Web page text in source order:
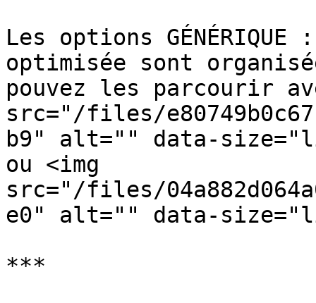
Les options
optimisée sont
pouvez les parcourir
src="/files/
b9" alt="" data-
ou <img
src="/files/
e0" alt="" data-
***